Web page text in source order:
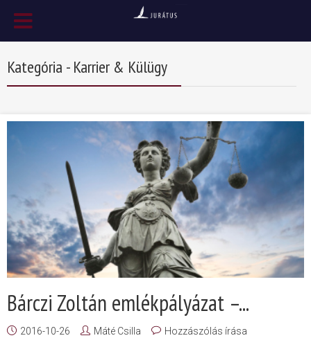
Kategória - Karrier & Külügy
Bárczi Zoltán emlékpályázat –...
2016-10-26 Máté Csilla Hozzászólás írása